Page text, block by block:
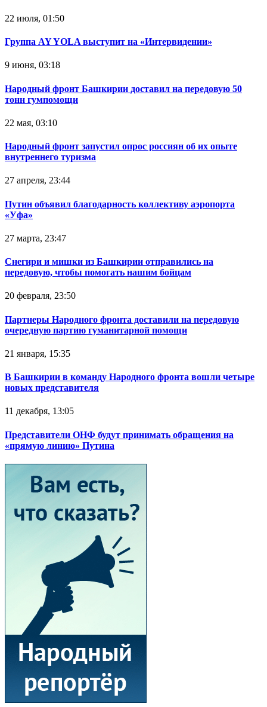
22 июля, 01:50
Группа AY YOLA выступит на «Интервидении»
9 июня, 03:18
Народный фронт Башкирии доставил на передовую 50
тонн гумпомощи
22 мая, 03:10
Народный фронт запустил опрос россиян об их опыте
внутреннего туризма
27 апреля, 23:44
Путин объявил благодарность коллективу аэропорта
«Уфа»
27 марта, 23:47
Снегири и мишки из Башкирии отправились на
передовую, чтобы помогать нашим бойцам
20 февраля, 23:50
Партнеры Народного фронта доставили на передовую
очередную партию гуманитарной помощи
21 января, 15:35
В Башкирии в команду Народного фронта вошли четыре
новых представителя
11 декабря, 13:05
Представители ОНФ будут принимать обращения на
«прямую линию» Путина